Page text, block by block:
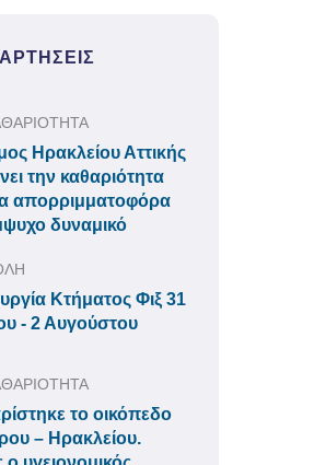
Ηρακλείου Αττικής
την καθαριότητα
απορριμματοφόρα
δυναμικό
Κτήματος Φιξ 31
- 2 Αυγούστου
το οικόπεδο
– Ηρακλείου.